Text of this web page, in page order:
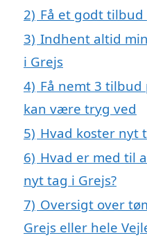
2) Få et godt
3) Indhent altid
i Grejs
4) Få nemt 3 tilbud
kan være tryg ved
5) Hvad koster nyt
6) Hvad er med til
nyt tag i Grejs?
7) Oversigt over
Grejs eller hele